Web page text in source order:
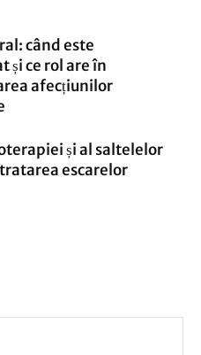
când este
și ce rol are în
afecțiunilor
și al saltelelor
escarelor